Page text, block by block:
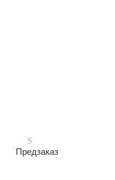
Предзаказ